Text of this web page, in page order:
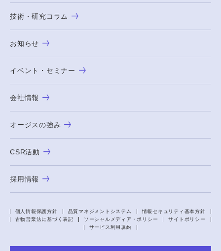
技術・研究コラム
お知らせ
イベント・セミナー
会社情報
オージスの強み
CSR活動
採用情報
個人情報保護方針 品質マネジメントシステム
情報セキュリティ基本方針
古物営業法に基づく表記
ソーシャルメディア・ポリシー
サイトポリシー
サービス利用規約